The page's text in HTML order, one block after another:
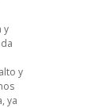
y
y
ya